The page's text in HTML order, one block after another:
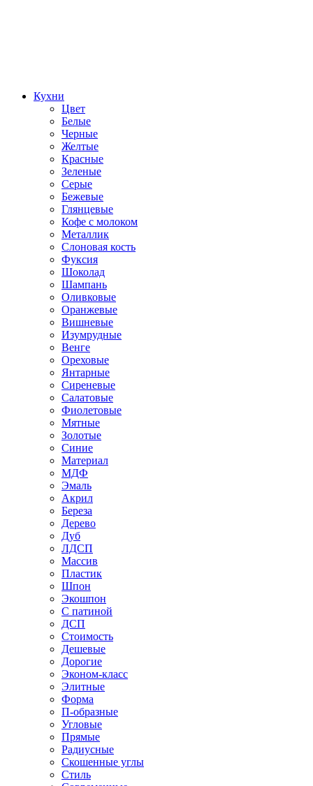
Кухни
Цвет
Белые
Черные
Желтые
Красные
Зеленые
Серые
Бежевые
Глянцевые
Кофе с молоком
Металлик
Слоновая кость
Фуксия
Шоколад
Шампань
Оливковые
Оранжевые
Вишневые
Изумрудные
Венге
Ореховые
Янтарные
Сиреневые
Салатовые
Фиолетовые
Мятные
Золотые
Синие
Материал
МДФ
Эмаль
Акрил
Береза
Дерево
Дуб
ЛДСП
Массив
Пластик
Шпон
Экошпон
С патиной
ДСП
Стоимость
Дешевые
Дорогие
Эконом-класс
Элитные
Форма
П-образные
Угловые
Прямые
Радиусные
Скошенные углы
Стиль